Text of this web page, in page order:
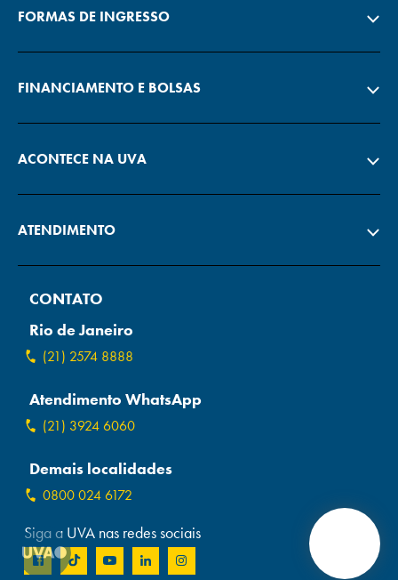
FORMAS DE INGRESSO
FINANCIAMENTO E BOLSAS
ACONTECE NA UVA
ATENDIMENTO
CONTATO
Rio de Janeiro
(21) 2574 8888
Atendimento WhatsApp
(21) 3924 6060
Demais localidades
0800 024 6172
Siga a UVA nas redes sociais